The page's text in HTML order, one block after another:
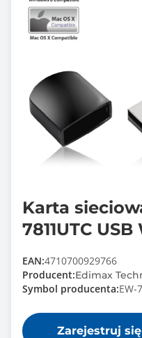
Karta
7811UTC
EAN:4710700929766
Producent:Edimax
Symbol producenta:EW-
Zarejestruj